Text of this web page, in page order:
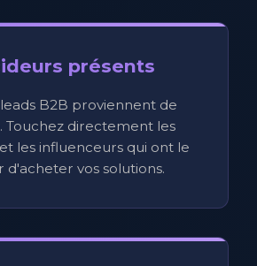
présents
B2B proviennent de
Touchez directement les
les influenceurs qui ont le
d'acheter vos solutions.